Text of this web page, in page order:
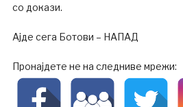
со докази.
Ајде сега Ботови – НАПАД
Пронајдете не на следниве мрежи: